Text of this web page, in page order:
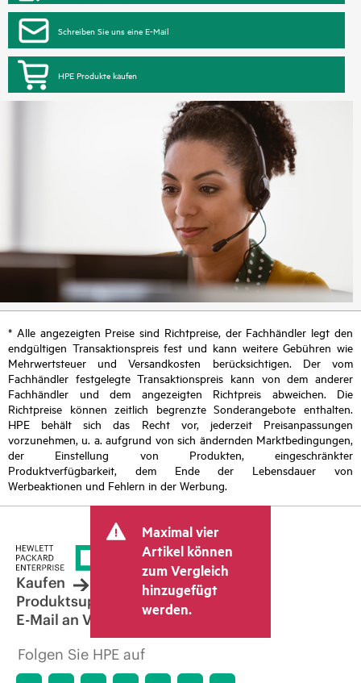
Schreiben Sie uns eine E-Mail
HPE Produkte kaufen
* Alle angezeigten Preise sind Richtpreise, der Fachhändler legt den
endgültigen Transaktionspreis fest und kann weitere Gebühren wie
Mehrwertsteuer und Versandkosten berücksichtigen. Der vom
Fachhändler festgelegte Transaktionspreis kann von dem anderer
Fachhändler und dem angezeigten Richtpreis abweichen. Die
Richtpreise können zeitlich begrenzte Sonderangebote enthalten.
HPE behält sich das Recht vor, jederzeit Preisanpassungen
vorzunehmen, u. a. aufgrund von sich ändernden Marktbedingungen,
der Einstellung von Produkten, eingeschränkter
Produktverfügbarkeit, dem Ende der Lebensdauer von
Werbeaktionen und Fehlern in der Werbung.
Maximal vier
Artikel können
zum Vergleich
hinzugefügt
werden.
Kaufen
Produktsupport
E-Mail an Vertrieb
Folgen Sie HPE auf